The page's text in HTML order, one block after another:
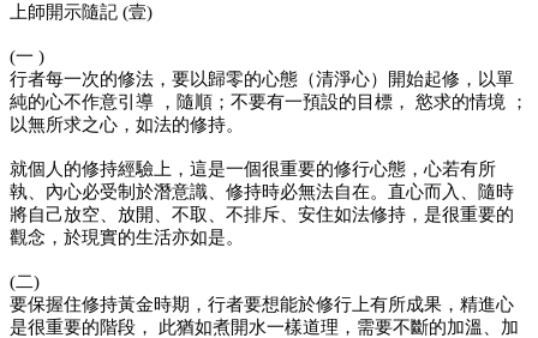
上師開示隨記 (壹)
(一 )
行者每一次的修法，要以歸零的心態（清淨心）開始起修，以單
純的心不作意引導 ，隨順；不要有一預設的目標， 慾求的情境 ；
以無所求之心，如法的修持。
就個人的修持經驗上，這是一個很重要的修行心態，心若有所
執、內心必受制於潛意識、修持時必無法自在。直心而入、隨時
將自己放空、放開、不取、不排斥、安住如法修持，是很重要的
觀念，於現實的生活亦如是。
(二)
要保握住修持黃金時期，行者要想能於修行上有所成果，精進心
是很重要的階段， 此猶如煮開水一樣道理，需要不斷的加溫、加